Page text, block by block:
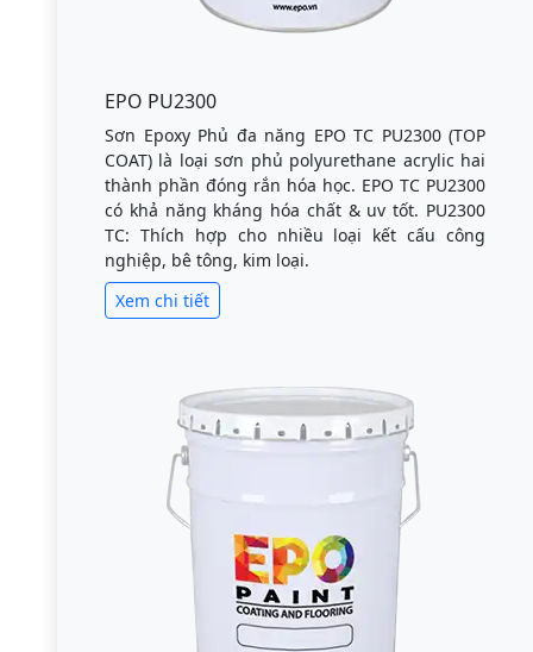
EPO PU2300
Sơn Epoxy Phủ đa năng EPO TC PU2300 (TOP
COAT) là loại sơn phủ polyurethane acrylic hai
thành phần đóng rắn hóa học. EPO TC PU2300
có khả năng kháng hóa chất & uv tốt. PU2300
TC: Thích hợp cho nhiều loại kết cấu công
nghiệp, bê tông, kim loại.
Xem chi tiết